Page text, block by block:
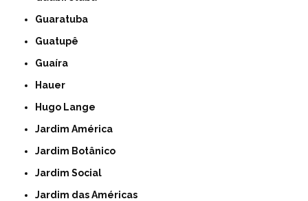
Guaratuba
Guatupê
Guaíra
Hauer
Hugo Lange
Jardim América
Jardim Botânico
Jardim Social
Jardim das Américas